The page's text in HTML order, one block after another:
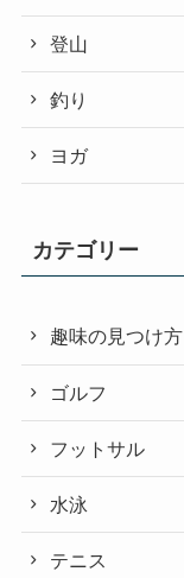
登山
釣り
ヨガ
カテゴリー
趣味の見つけ方
ゴルフ
フットサル
水泳
テニス